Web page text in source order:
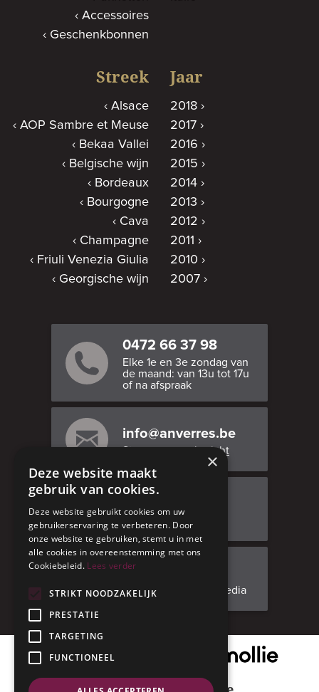
Accessoires
Geschenkbonnen
Streek
Alsace
AOP Sambre et Meuse
Bekaa Vallei
Belgische wijn
Bordeaux
Bourgogne
Cava
Champagne
Friuli Venezia Giulia
Georgische wijn
Jaar
2018
2017
2016
2015
2014
2013
2012
2011
2010
2007
0472 66 37 98
Elke 1e en 3e zondag van
de maand: van 13u tot 17u
of na afspraak
info@anverres.be
Stuur ons een bericht
Adresgegevens
Facebook
Volg ons op social media
Onze veilige betaalpartner
×
Deze website maakt
gebruik van cookies.
Deze website gebruikt cookies om uw
gebruikerservaring te verbeteren. Door
onze website te gebruiken, stemt u in met
alle cookies in overeenstemming met ons
Cookiebeleid. Lees verder
STRIKT NOODZAKELIJK
PRESTATIE
TARGETING
FUNCTIONEEL